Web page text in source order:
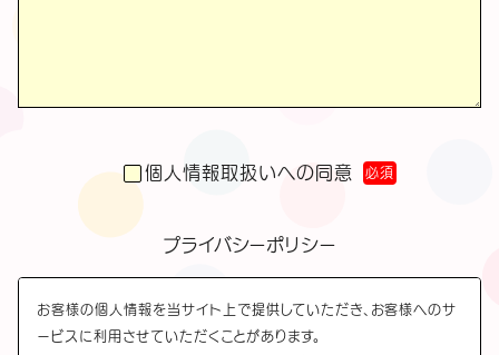
個人情報取扱いへの同意 必須
プライバシーポリシー
お客様の個人情報を当サイト上で提供していただき、お客様へのサ
ービスに利用させていただくことがあります。